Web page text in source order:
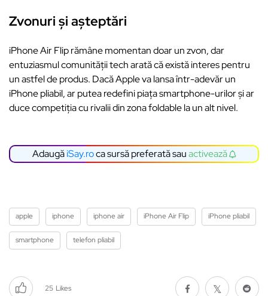
Zvonuri și așteptări
iPhone Air Flip rămâne momentan doar un zvon, dar
entuziasmul comunității tech arată că există interes pentru
un astfel de produs. Dacă Apple va lansa într-adevăr un
iPhone pliabil, ar putea redefini piața smartphone-urilor și ar
duce competiția cu rivalii din zona foldable la un alt nivel.
AdaugăiSay.roca sursă preferată sauactivează
apple iphone iphone air iPhone Air Flip iPhone pliabil
smartphone telefon pliabil
25 Likes